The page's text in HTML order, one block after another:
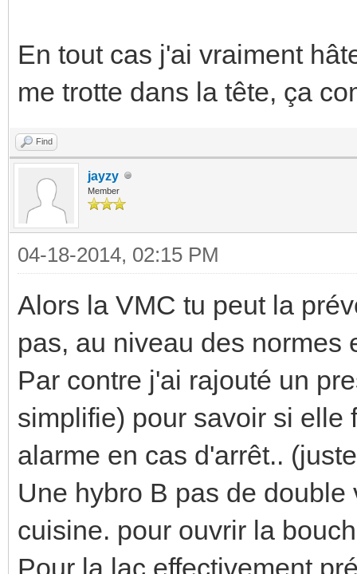
En tout cas j'ai vraiment
me trotte dans la tête, ça
Find
jayzy
Member
04-18-2014, 02:15 PM
Alors la VMC tu peut la
pas, au niveau des normes
Par contre j'ai rajouté un
simplifie) pour savoir si elle
alarme en cas d'arrêt..
Une hybro B pas de
cuisine. pour ouvrir la
Pour la lac effectivement